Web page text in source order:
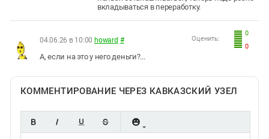
вкладываться в переработку.
0
0
Оценить:
04.06.26 в 10:00 howard #
А, если на это у него деньги?...
КОММЕНТИРОВАНИЕ ЧЕРЕЗ КАВКАЗСКИЙ УЗЕЛ